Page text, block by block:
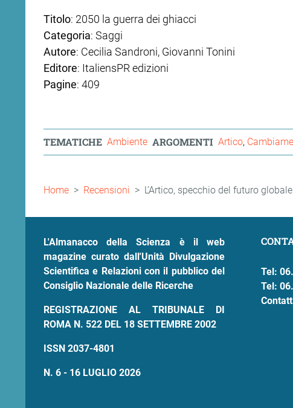
Titolo: 2050 la guerra dei ghiacci
Categoria: Saggi
Autore: Cecilia Sandroni, Giovanni Tonini
Editore: ItaliensPR edizioni
Pagine: 409
TEMATICHE Ambiente ARGOMENTI Artico
Briciole
Home Recensioni L’Artico, specchio del futuro globale
L'Almanacco della Scienza è il web
magazine curato dall'Unità Divulgazione
Scientifica e Relazioni con il pubblico del
Consiglio Nazionale delle Ricerche
REGISTRAZIONE AL TRIBUNALE DI
ROMA N. 522 DEL 18 SETTEMBRE 2002
ISSN 2037-4801
N. 6 - 16 LUGLIO 2026
Tel:
Tel: